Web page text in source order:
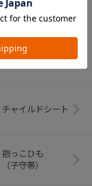
チャイルドシート
抱っこひも
（子守帯）